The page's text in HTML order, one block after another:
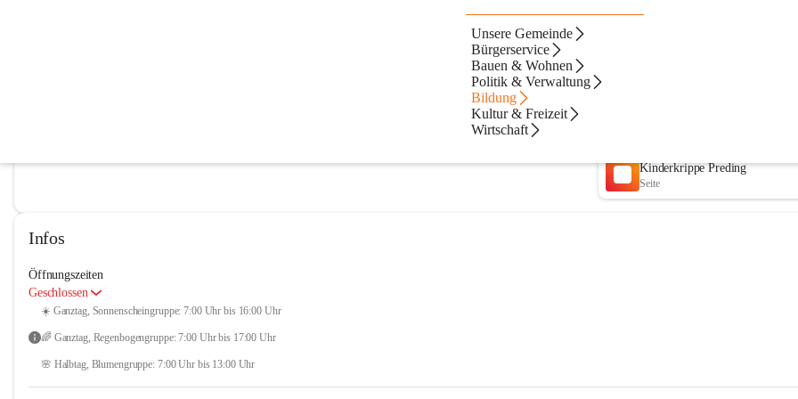
Unsere Gemeinde
Bürgerservice
Bauen & Wohnen
Politik & Verwaltung
Bildung
Kultur & Freizeit
Wirtschaft
Kinderkrippe Preding
Seite
Infos
Öffnungszeiten
Geschlossen
☀️ Ganztag, Sonnenscheingruppe: 7:00 Uhr bis 16:00 Uhr
🌈 Ganztag, Regenbogengruppe: 7:00 Uhr bis 17:00 Uhr